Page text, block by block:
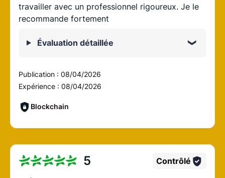
travailler avec un professionnel rigoureux. Je le
recommande fortement
Évaluation détaillée
Publication : 08/04/2026
Expérience : 08/04/2026
Blockchain
5 Contrôlé